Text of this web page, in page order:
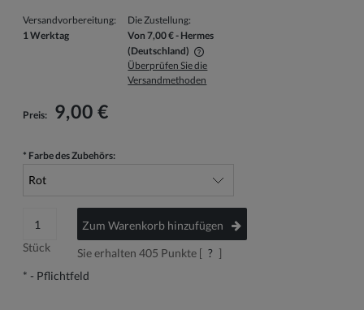
Versandvorbereitung:
1 Werktag
Die Zustellung:
Von 7,00 €- Hermes
(Deutschland)
Der Preis beinhaltet keine eventuellen Zahlungskosten
Überprüfen Sie die
Versandmethoden
Preis: 9,00 €
* Farbe des Zubehörs:
Stück
Zum Warenkorb hinzufügen
Sie erhalten 405 Punkte [ ? ]
* - Pflichtfeld